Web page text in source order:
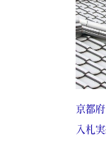
京都
入札